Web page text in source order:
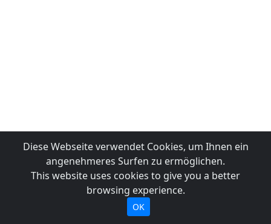
Diese Webseite verwendet Cookies, um Ihnen ein
angenehmeres Surfen zu ermöglichen.
This website uses cookies to give you a better
browsing experience.
OK